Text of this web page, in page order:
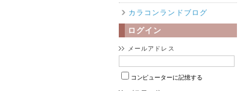
カラコンランドブログ
ログイン
メールアドレス
コンピューターに記憶する